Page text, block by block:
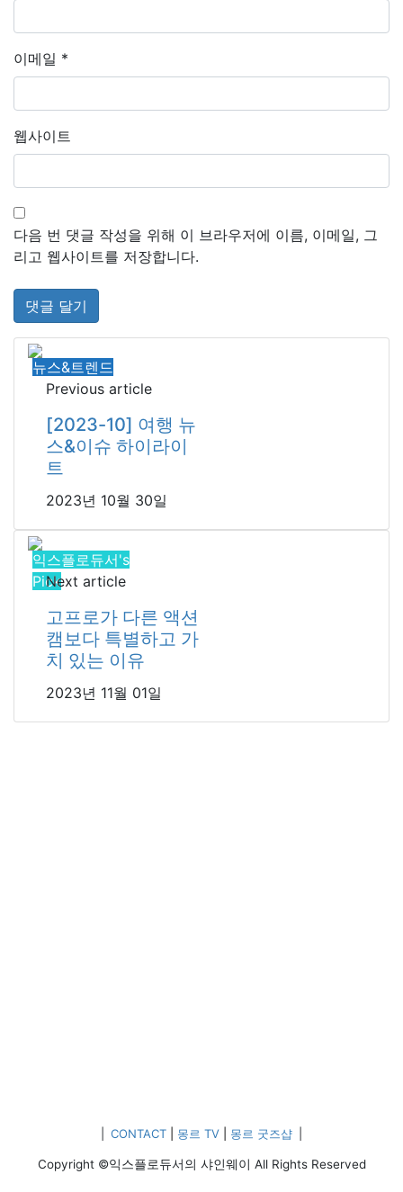
이메일 *
웹사이트
다음 번 댓글 작성을 위해 이 브라우저에 이름, 이메일, 그
리고 웹사이트를 저장합니다.
뉴스&트렌드
Previous article
[2023-10] 여행 뉴
스&이슈 하이라이
트
2023년 10월 30일
익스플로듀서's
PickNext article
고프로가 다른 액션
캠보다 특별하고 가
치 있는 이유
2023년 11월 01일
CONTACT 몽르 TV 몽르 굿즈샵
Copyright ©익스플로듀서의 샤인웨이 All Rights Reserved